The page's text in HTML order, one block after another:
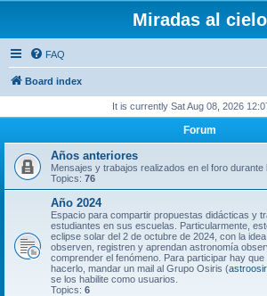
Miradas al cielo
FAQ
Board index
It is currently Sat Aug 08, 2026
Forum
Años anteriores
Mensajes y trabajos realizados en el foro durante
Topics: 76
Año 2024
Espacio para compartir propuestas didácticas y
estudiantes en sus escuelas. Particularmente,
eclipse solar del 2 de octubre de 2024, con la
observen, registren y aprendan astronomía
comprender el fenómeno. Para participar hay
hacerlo, mandar un mail al Grupo Osiris (
se los habilite como usuarios.
Topics: 6